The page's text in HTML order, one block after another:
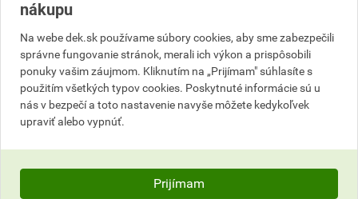
ceny
9,61 EUR
bez DPH za karton
11,82 EUR
s DPH za karton
Najnižšia predajná cena v období 30 dní pred
poskytnutím zľavy
9,61 EUR
bez DPH za karton s DPH za karton
Aktuálna predajná porovnávacia cena po zľave 10% z
nákupu
Na webe dek.sk používame súbory cookies, aby sme zabezpečili
správne fungovanie stránok, merali ich výkon a prispôsobili
ponuky vašim záujmom. Kliknutím na „Prijímam" súhlasíte s
použitím všetkých typov cookies. Poskytnuté informácie sú u
nás v bezpečí a toto nastavenie navyše môžete kedykoľvek
upraviť alebo vypnúť.
Prijímam